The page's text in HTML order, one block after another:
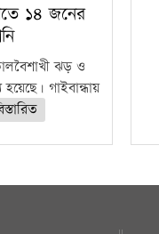
১৪ জনের
ঝড় ও
গাইবান্ধায়